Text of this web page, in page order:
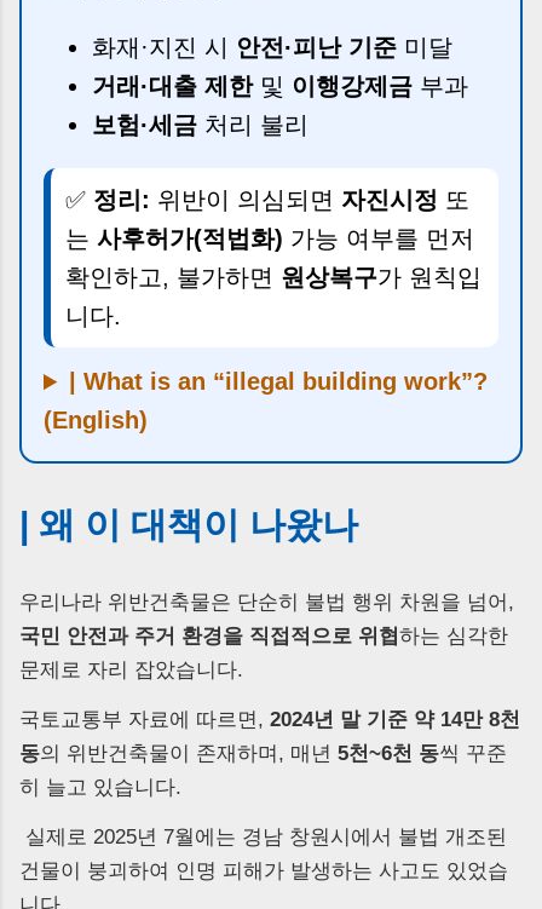
화재·지진 시 안전·피난 기준 미달
거래·대출 제한및 이행강제금 부과
보험·세금 처리 불리
✅ 정리: 위반이 의심되면 자진시정 또
는 사후허가(적법화) 가능 여부를 먼저
확인하고, 불가하면 원상복구가 원칙입
니다.
| What is an “illegal building work”?
(English)
| 왜 이 대책이 나왔나
우리나라 위반건축물은 단순히 불법 행위 차원을 넘어,
국민 안전과 주거 환경을 직접적으로 위협 하는 심각한
문제로 자리 잡았습니다.
국토교통부 자료에 따르면, 2024년 말 기준 약 14만 8천
동의 위반건축물이 존재하며, 매년 5천~6천 동씩 꾸준
히 늘고 있습니다.
실제로 2025년 7월에는 경남 창원시에서 불법 개조된
건물이 붕괴하여 인명 피해가 발생하는 사고도 있었습
니다.